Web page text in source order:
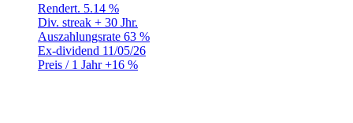
Rendert. 5.14 %
Div. streak + 30 Jhr.
Auszahlungsrate 63 %
Ex-dividend 11/05/26
Preis / 1 Jahr+16 %